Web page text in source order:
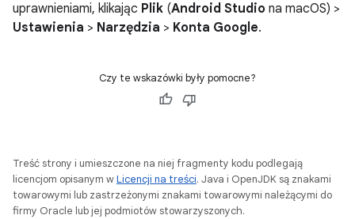
uprawnieniami, klikając Plik (Android Studio na macOS) >
Ustawienia > Narzędzia > Konta Google.
Czy te wskazówki były pomocne?
Treść strony i umieszczone na niej fragmenty kodu podlegają
licencjom opisanym wLicencji na treści. Java i OpenJDK są znakami
towarowymi lub zastrzeżonymi znakami towarowymi należącymi do
firmy Oracle lub jej podmiotów stowarzyszonych.